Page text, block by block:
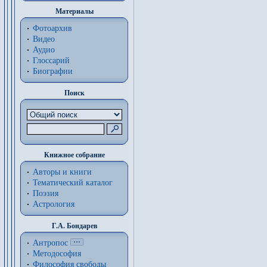
Материалы
Фотоархив
Видео
Аудио
Глоссарий
Биографии
Поиск
Книжное собрание
Авторы и книги
Тематический каталог
Поэзия
Астрология
Г.А. Бондарев
Антропос
Методософия
Философия cвободы